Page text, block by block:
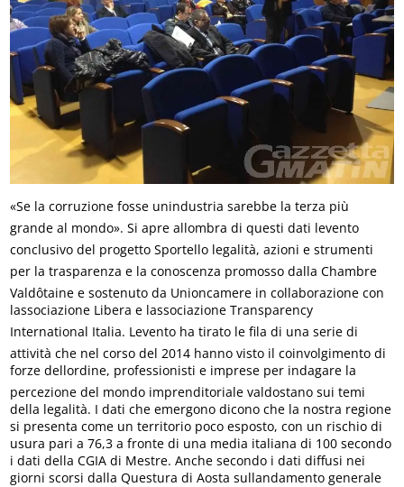
«Se la corruzione fosse unindustria sarebbe la terza più
grande al mondo». Si apre allombra di questi dati levento
conclusivo del progetto Sportello legalità, azioni e strumenti
per la trasparenza e la conoscenza promosso dalla Chambre
Valdôtaine e sostenuto da Unioncamere in collaborazione con
lassociazione Libera e lassociazione Transparency
International Italia. Levento ha tirato le fila di una serie di
attività che nel corso del 2014 hanno visto il coinvolgimento di
forze dellordine, professionisti e imprese per indagare la
percezione del mondo imprenditoriale valdostano sui temi
della legalità. I dati che emergono dicono che la nostra regione
si presenta come un territorio poco esposto, con un rischio di
usura pari a 76,3 a fronte di una media italiana di 100 secondo
i dati della CGIA di Mestre. Anche secondo i dati diffusi nei
giorni scorsi dalla Questura di Aosta sullandamento generale